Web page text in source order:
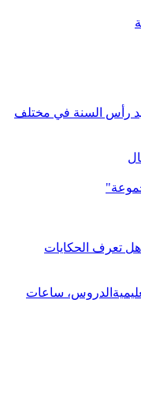
رأس السنة في مختلف
هل تعرف الحكايات
الدروس، ساعات